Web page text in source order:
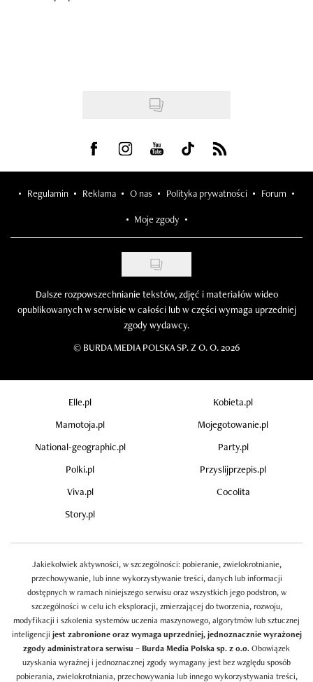
Visit us on Facebook
Visit us on Instagram
Visit us on Youtube
Visit us on Tiktok
Visit us on Rss
Regulamin Reklama O nas Polityka prywatności Forum
Moje zgody
Dalsze rozpowszechnianie tekstów, zdjęć i materiałów wideo
opublikowanych w serwisie w całości lub w części wymaga uprzedniej
zgody wydawcy.
© BURDA MEDIA POLSKA SP. Z O. O. 2026
Elle.pl
Kobieta.pl
Mamotoja.pl
Mojegotowanie.pl
National-geographic.pl
Party.pl
Polki.pl
Przyslijprzepis.pl
Viva.pl
Cocolita
Story.pl
Jakiekolwiek aktywności, w szczególności: pobieranie, zwielokrotnianie,
przechowywanie, lub inne wykorzystywanie treści, danych lub informacji
dostępnych w ramach niniejszego serwisu oraz wszystkich jego podstron, w
szczególności w celu ich eksploracji, zmierzającej do tworzenia, rozwoju,
modyfikacji i szkolenia systemów uczenia maszynowego, algorytmów lub sztucznej
inteligencji jest zabronione oraz wymaga uprzedniej, jednoznacznie wyrażonej
zgody administratora serwisu – Burda Media Polska sp. z o.o.Obowiązek
uzyskania wyraźnej i jednoznacznej zgody wymagany jest bez względu sposób
pobierania, zwielokrotniania, przechowywania lub innego wykorzystywania treści,